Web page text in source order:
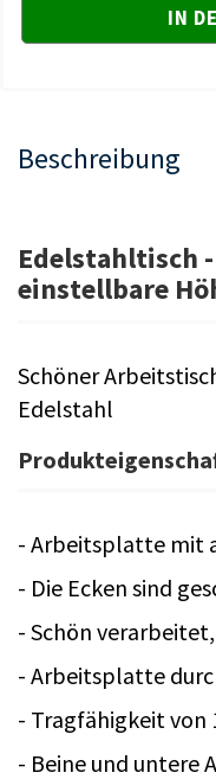
Beschreibung
Edelstahltisch
einstellbare
Schöner
Edelstahl
- Arbeitsplatte mit
- Die Ecken sind
- Schön
- Arbeitsplatte
- Tragfähigkeit von
- Beine und untere